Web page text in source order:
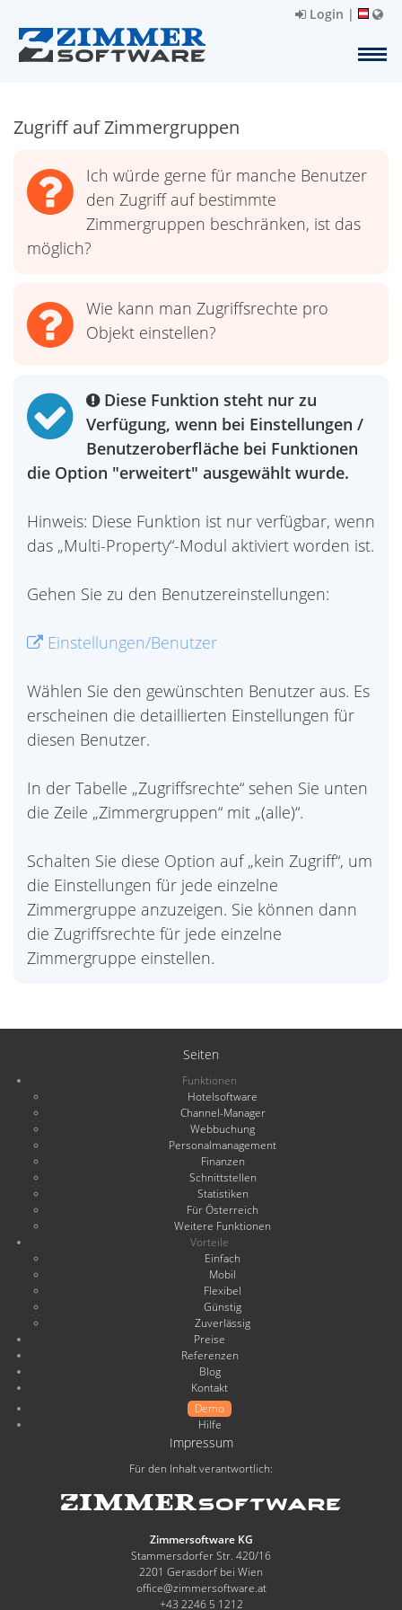
Login |
Zugriff auf Zimmergruppen
Ich würde gerne für manche Benutzer
den Zugriff auf bestimmte
Zimmergruppen beschränken, ist das
möglich?
Wie kann man Zugriffsrechte pro
Objekt einstellen?
Diese Funktion steht nur zu
Verfügung, wenn bei Einstellungen /
Benutzeroberfläche bei Funktionen
die Option "erweitert" ausgewählt wurde.
Hinweis: Diese Funktion ist nur verfügbar, wenn
das „Multi-Property“-Modul aktiviert worden ist.
Gehen Sie zu den Benutzereinstellungen:
Einstellungen/Benutzer
Wählen Sie den gewünschten Benutzer aus. Es
erscheinen die detaillierten Einstellungen für
diesen Benutzer.
In der Tabelle „Zugriffsrechte“ sehen Sie unten
die Zeile „Zimmergruppen“ mit „(alle)“.
Schalten Sie diese Option auf „kein Zugriff“, um
die Einstellungen für jede einzelne
Zimmergruppe anzuzeigen. Sie können dann
die Zugriffsrechte für jede einzelne
Zimmergruppe einstellen.
Seiten
Funktionen
Hotelsoftware
Channel-Manager
Webbuchung
Personalmanagement
Finanzen
Schnittstellen
Statistiken
Für Österreich
Weitere Funktionen
Vorteile
Einfach
Mobil
Flexibel
Günstig
Zuverlässig
Preise
Referenzen
Blog
Kontakt
Demo
Hilfe
Impressum
Für den Inhalt verantwortlich:
Zimmersoftware KG
Stammersdorfer Str. 420/16
2201 Gerasdorf bei Wien
office@zimmersoftware.at
+43 2246 5 1212